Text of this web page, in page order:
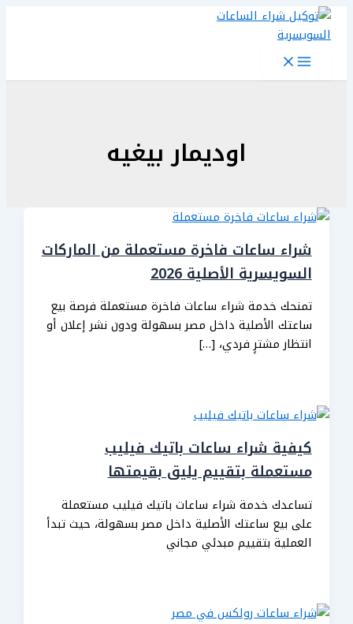
تخطي
المحتوى
اوديمار بيغيه
شراء ساعات فاخرة مستعملة من الماركات
السويسرية الأصلية 2026
تمنحك خدمة شراء ساعات فاخرة مستعملة فرصة بيع
ساعتك الأصلية داخل مصر بسهولة ودون نشر إعلان أو
انتظار مشترٍ فردي، […]
كيفية شراء ساعات باتيك فيليب
مستعملة بتقييم يليق بقيمتها
تساعدك خدمة شراء ساعات باتيك فيليب مستعملة
على بيع ساعتك الأصلية داخل مصر بسهولة، حيث تبدأ
العملية بتقييم مبدئي مجاني